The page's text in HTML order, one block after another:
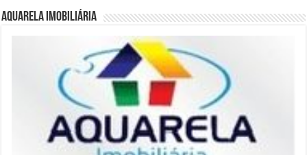
Aquarela Imobiliária